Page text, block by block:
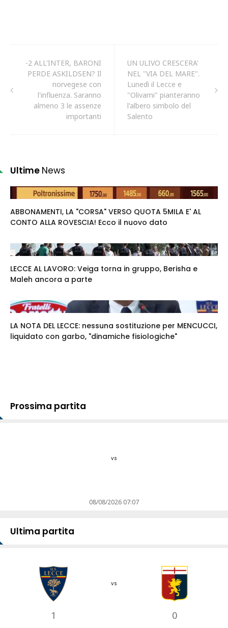
-2 ALL'INTER, BARONI
PERDE ASKILDSEN? Il
norvegese con
l'influenza. Saranno
almeno 3 le assenze
importanti
UN ULIVO CRESCERA'
NEL "VIA DEL MARE".
Lunedì il Lecce e
"Olivami" pianteranno
l'albero simbolo del
Salento
Ultime News
ABBONAMENTI, LA "CORSA" VERSO QUOTA 5MILA E' AL
CONTO ALLA ROVESCIA! Ecco il nuovo dato
LECCE AL LAVORO: Veiga torna in gruppo, Berisha e
Maleh ancora a parte
LA NOTA DEL LECCE: nessuna sostituzione per MENCUCCI,
liquidato con garbo, "dinamiche fisiologiche"
Prossima partita
vs
08/08/2026 07:07
Ultima partita
1
vs
0